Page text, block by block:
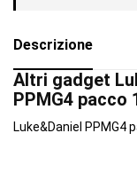
Descrizione
Altri gadget
PPMG4
Luke&Daniel